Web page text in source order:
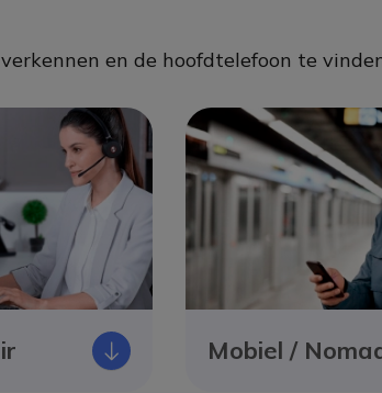
en de hoofdtelefoon te
Icono Mobiel /